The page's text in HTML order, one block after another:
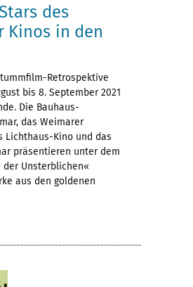
des
Kinos in den
Retrospektive
bis 8. September 2021
Die Bauhaus-
das Weimarer
Lichthaus-Kino und das
präsentieren unter dem
der Unsterblichen«
aus den goldenen